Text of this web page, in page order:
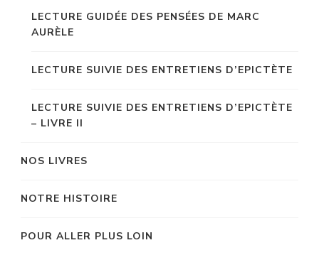
LECTURE GUIDÉE DES PENSÉES DE MARC
AURÈLE
LECTURE SUIVIE DES ENTRETIENS D’EPICTÈTE
LECTURE SUIVIE DES ENTRETIENS D’EPICTÈTE
– LIVRE II
NOS LIVRES
NOTRE HISTOIRE
POUR ALLER PLUS LOIN